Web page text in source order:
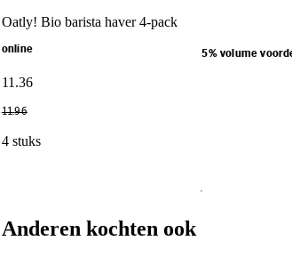
Oatly! Bio barista haver 4-pack
online 5% volume
11 .36
11.96
4 stuks
Anderen kochten ook